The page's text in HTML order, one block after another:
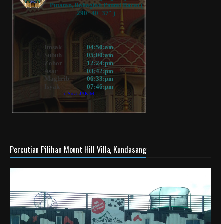
Percutian Pilihan Mount Hill Villa, Kundasang